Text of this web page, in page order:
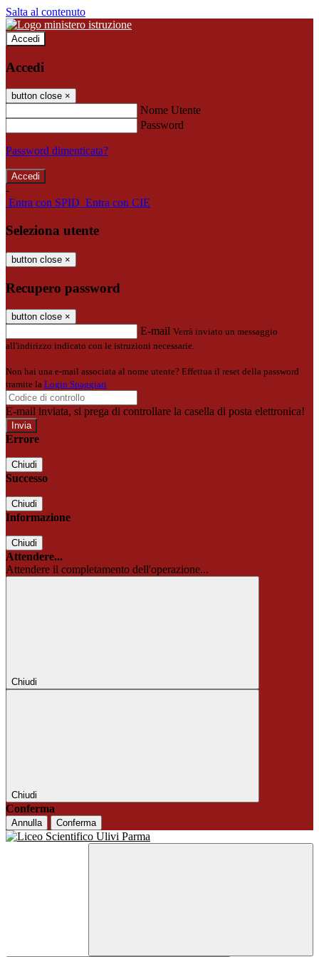
Salta al contenuto
Accedi
Accedi
button close ×
Nome Utente
Password
Password dimenticata?
-
Entra con SPID Entra con CIE
Seleziona utente
button close ×
Recupero password
button close ×
E-mail Verrà inviato un messaggio
all'indirizzo indicato con le istruzioni necessarie.
Non hai una e-mail associata al nome utente? Effettua il reset della password
tramite la Login Spaggiari
E-mail inviata, si prega di controllare la casella di posta elettronica!
Errore
Chiudi
Successo
Chiudi
Informazione
Chiudi
Attendere...
Attendere il completamento dell'operazione...
Chiudi
Chiudi
Conferma
Annulla Conferma